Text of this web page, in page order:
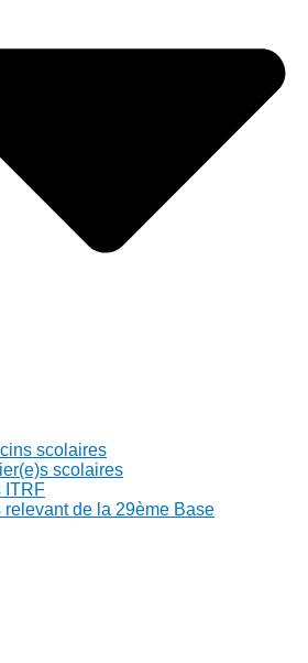
scolaires
scolaires
ITRF
relevant de la 29ème Base